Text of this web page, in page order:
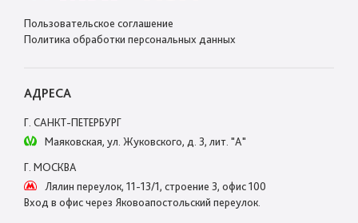
Пользовательское соглашение
Политика обработки персональных данных
АДРЕСА
Г. САНКТ-ПЕТЕРБУРГ
Маяковская, ул. Жуковского, д. 3, лит. "А"
Г. МОСКВА
Лялин переулок, 11-13/1, строение 3, офис 100
Вход в офис через Яковоапостольский переулок.